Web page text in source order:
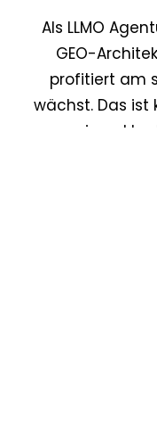
Als LLMO
GEO-
profitiert am
wächst. Das ist
eine